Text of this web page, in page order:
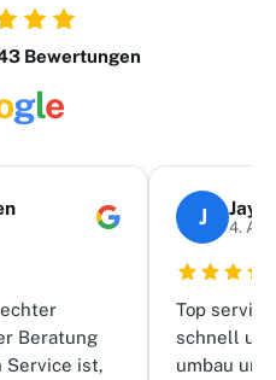
Bewertungen
gle
Beratung
Service ist,
J Jay
4.
Top
schnell
umbau